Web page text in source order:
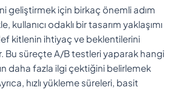
geliştirmek için birkaç önemli adım
kullanıcı odaklı bir tasarım yaklaşımı
kitlenin ihtiyaç ve beklentilerini
Bu süreçte A/B testleri yaparak hangi
daha fazla ilgi çektiğini belirlemek
hızlı yükleme süreleri, basit